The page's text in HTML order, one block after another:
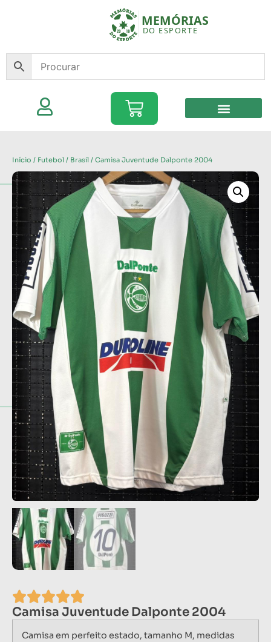
Início / Futebol / Brasil / Camisa Juventude Dalponte 2004
Camisa Juventude Dalponte 2004
Camisa em perfeito estado, tamanho M, medidas